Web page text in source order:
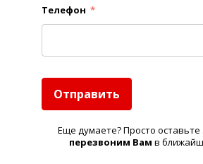
Телефон *
Отправить
Еще думаете? Просто оставьте
перезвоним Вам в